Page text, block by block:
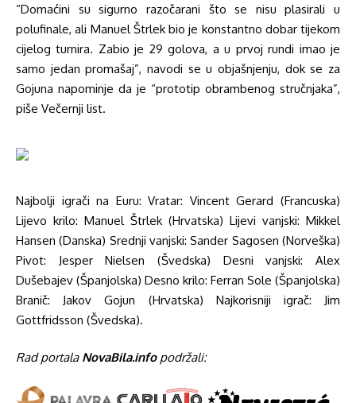
“Domaćini su sigurno razočarani što se nisu plasirali u
polufinale, ali Manuel Štrlek bio je konstantno dobar tijekom
cijelog turnira. Zabio je 29 golova, a u prvoj rundi imao je
samo jedan promašaj”, navodi se u objašnjenju, dok se za
Gojuna napominje da je “prototip obrambenog stručnjaka”,
piše Večernji list.
Najbolji igrači na Euru: Vratar: Vincent Gerard (Francuska)
Lijevo krilo: Manuel Štrlek (Hrvatska) Lijevi vanjski: Mikkel
Hansen (Danska) Srednji vanjski: Sander Sagosen (Norveška)
Pivot: Jesper Nielsen (Švedska) Desni vanjski: Alex
Dušebajev (Španjolska) Desno krilo: Ferran Sole (Španjolska)
Branič: Jakov Gojun (Hrvatska) Najkorisniji igrač: Jim
Gottfridsson (Švedska).
Rad portala NovaBila.info podržali: